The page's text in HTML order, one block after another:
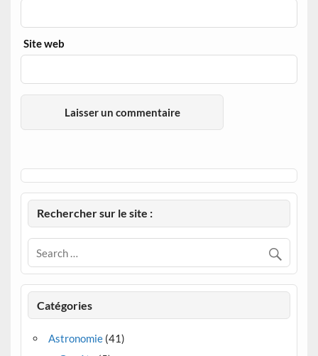
Site web
Rechercher sur le site :
Catégories
Astronomie(41)